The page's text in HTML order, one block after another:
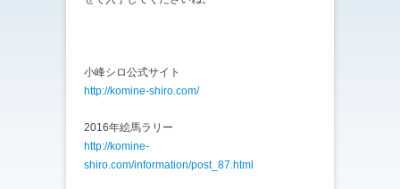
小峰シロ公式サイト
http://komine-shiro.com/
2016年絵馬ラリー
http://komine-
shiro.com/information/post_87.html